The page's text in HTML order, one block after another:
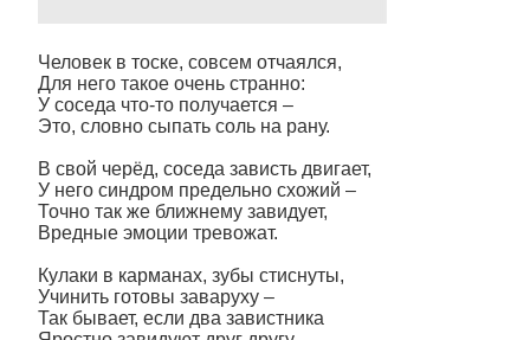
Человек в тоске, совсем отчаялся,
Для него такое очень странно:
У соседа что-то получается –
Это, словно сыпать соль на рану.
В свой черёд, соседа зависть двигает,
У него синдром предельно схожий –
Точно так же ближнему завидует,
Вредные эмоции тревожат.
Кулаки в карманах, зубы стиснуты,
Учинить готовы заваруху –
Так бывает, если два завистника